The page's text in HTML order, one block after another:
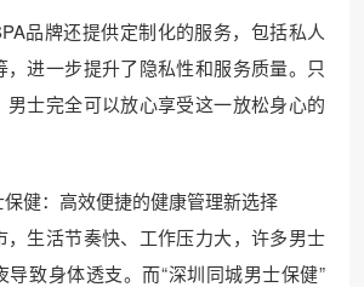
品牌还提供定制化的服务，包括私人
进一步提升了隐私性和服务质量。只
男士完全可以放心享受这一放松身心的
健：高效便捷的健康管理新选择
，生活节奏快、工作压力大，许多男士
导致身体透支。而“深圳同城男士保健”